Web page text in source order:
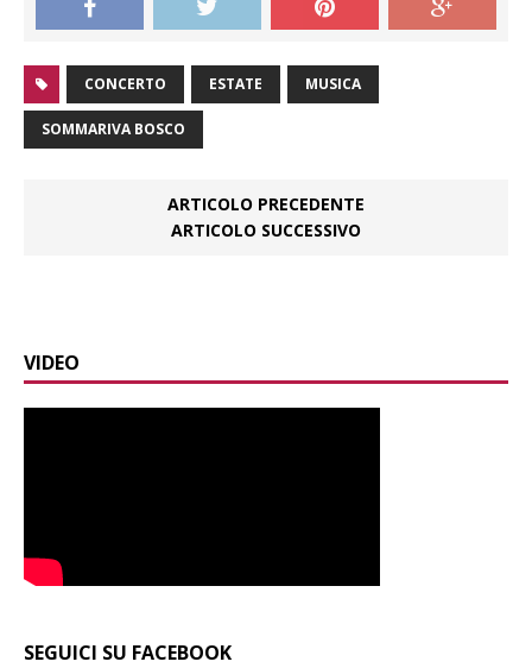
CONCERTO ESTATE MUSICA
SOMMARIVA BOSCO
ARTICOLO PRECEDENTE
ARTICOLO SUCCESSIVO
VIDEO
SEGUICI SU FACEBOOK